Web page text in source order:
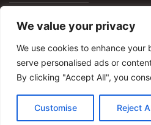
We value your privacy
We use cookies to enhance your
serve personalised ads or
By clicking "Accept All", you
Customise Reject
© 2026 HWA LIN ALL